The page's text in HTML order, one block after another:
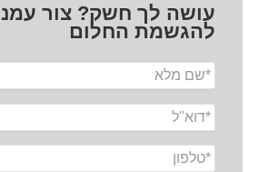
עושה לך חשק? צור
להגשמת החלום